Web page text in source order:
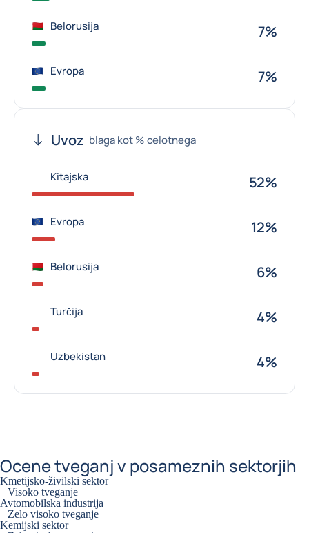
Belorusija 7%
Evropa 7%
Uvoz blaga kot % celotnega
Kitajska 52%
Evropa 12%
Belorusija 6%
Turčija 4%
Uzbekistan 4%
Ocene tveganj v posameznih sektorjih
Kmetijsko-živilski sektor
Visoko tveganje
Avtomobilska industrija
Zelo visoko tveganje
Kemijski sektor